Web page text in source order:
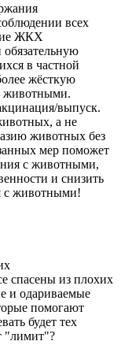
всех
ЖКХ
в частной
жёсткую
животными.
выпуск.
а не
животных без
мер поможет
с животными,
и снизить
с животными!
спасены из плохих
и одариваемые
помогают
будет тех
"лимит"?